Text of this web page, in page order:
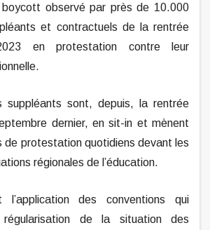
boycott observé par près de 10.000
et contractuels de la rentrée
en protestation contre leur
suppléants sont, depuis, la rentrée
dernier, en sit-in et mènent
de protestation quotidiens devant les
régionales de l’éducation.
l’application des conventions qui
de la situation des